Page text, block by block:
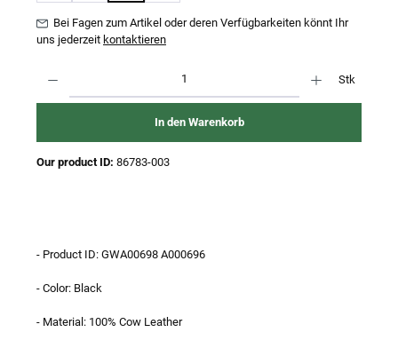
Bei Fagen zum Artikel oder deren Verfügbarkeiten könnt Ihr
uns jederzeit kontaktieren
Stk
In den Warenkorb
Our product ID: 86783-003
- Product ID: GWA00698 A000696
- Color: Black
- Material: 100% Cow Leather